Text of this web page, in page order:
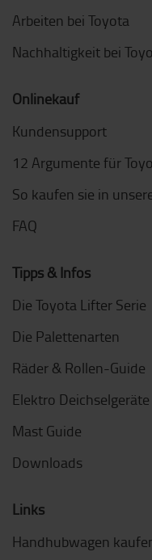
Arbeiten bei Toyota
Nachhaltigkeit bei
Onlinekauf
Kundensupport
12 Argumente für
So kaufen sie in
FAQ
Tipps & Infos
Die Toyota Lifter Serie
Die Palettenarten
Räder & Rollen-Guide
Elektro
Mast Guide
Downloads
Links
Handhubwagen